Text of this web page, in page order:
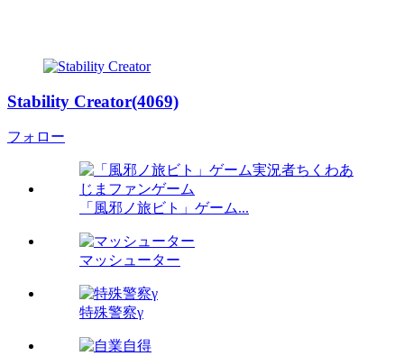
Stability Creator(4069)
フォロー
「風邪ノ旅ビト」ゲーム...
マッシューター
特殊警察γ